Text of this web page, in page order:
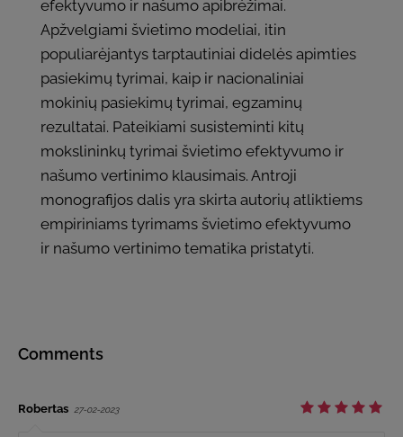
efektyvumo ir našumo apibrėžimai.
Apžvelgiami švietimo modeliai, itin
populiarėjantys tarptautiniai didelės apimties
pasiekimų tyrimai, kaip ir nacionaliniai
mokinių pasiekimų tyrimai, egzaminų
rezultatai. Pateikiami susisteminti kitų
mokslininkų tyrimai švietimo efektyvumo ir
našumo vertinimo klausimais. Antroji
monografijos dalis yra skirta autorių atliktiems
empiriniams tyrimams švietimo efektyvumo
ir našumo vertinimo tematika pristatyti.
Comments
Robertas 27-02-2023